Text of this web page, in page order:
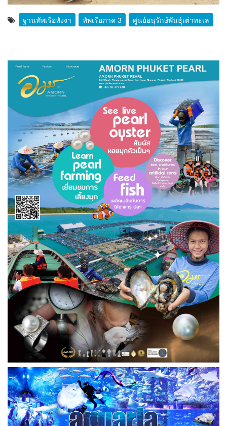
ฐานทัพเรือพังงา ทัพเรือภาค 3 ศูนย์อนุรักษ์พันธุ์เต่าทะเล